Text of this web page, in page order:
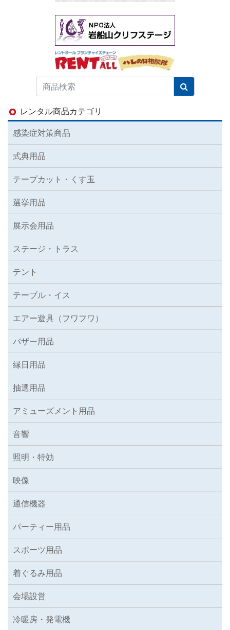
レンタル商品カテゴリ
感染症対策商品
式典用品
テープカット・くす玉
選挙用品
展示会用品
ステージ・トラス
テント
テーブル・イス
エアー遊具（フワフワ）
バザー用品
縁日用品
抽選用品
アミューズメント用品
音響
照明・特効
映像
通信機器
パーティー用品
スポーツ用品
着ぐるみ用品
会場設営
冷暖房・発電機